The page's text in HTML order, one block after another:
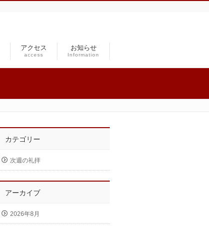
アクセス
access
お知らせ
Information
カテゴリー
次週の礼拝
アーカイブ
2026年8月